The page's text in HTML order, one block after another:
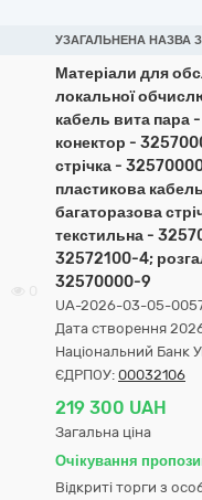
УЗАГАЛЬНЕНА НАЗВА
Матеріали для
локальної
кабель вита пара
конектор -
стрічка -
пластикова
багаторазова
текстильна -
32572100-4;
32570000-9
UA-2026-03-05-
Дата створення
Національний Банк
ЄДРПОУ: 00032106
219 300 UAH
Загальна ціна
Очікування
Відкриті торги з